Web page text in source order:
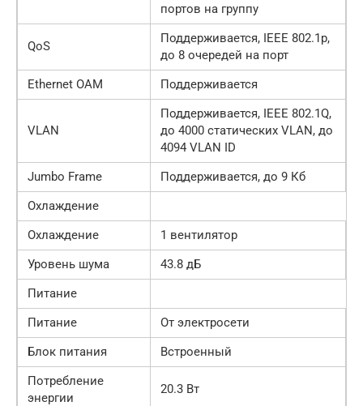
портов на группу
QoS
Поддерживается, IEEE 802.1p,
до 8 очередей на порт
Ethernet OAM
Поддерживается
VLAN
Поддерживается, IEEE 802.1Q,
до 4000 статических VLAN, до
4094 VLAN ID
Jumbo Frame
Поддерживается, до 9 Кб
Охлаждение
Охлаждение
1 вентилятор
Уровень шума
43.8 дБ
Питание
Питание
От электросети
Блок питания
Встроенный
Потребление
энергии
20.3 Вт